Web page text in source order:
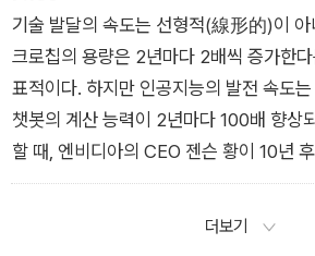
예전에는 일주일에 한 편 정도 ‘주말의 명
OTT 플랫폼이 넘쳐나는 지금은 하루에도
시청한다. 모두 엄청난 시간을 요구하는
간은 단연 가장 소중한 자원이고, 그것을
추구하는 것은 당연한 일이 됐다.
기술 발달의 속도는 선형적(線形的)이 아
크로칩의 용량은 2년마다 2배씩 증가한다
표적이다. 하지만 인공지능의 발전 속도
챗봇의 계산 능력이 2년마다 100배 향상
할 때, 엔비디아의 CEO 젠슨 황이 10년
100만 배가 될 것이라 예측한 것도 충분
하다. ‘챗GPT’가 선보인 지 1년이 지난 지
더보기